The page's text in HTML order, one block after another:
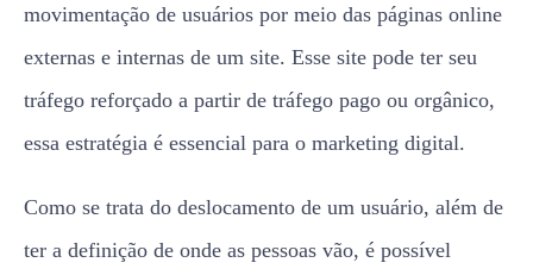
movimentação de usuários por meio das páginas online
externas e internas de um site. Esse site pode ter seu
tráfego reforçado a partir de tráfego pago ou orgânico,
essa estratégia é essencial para o marketing digital.
Como se trata do deslocamento de um usuário, além de
ter a definição de onde as pessoas vão, é possível